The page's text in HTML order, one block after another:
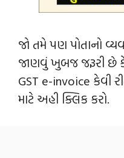
જો તમે પણ પોતાનો
જાણવું ખુબજ જરૂરી છે
GST e-invoice કેવી
માટે અહી ક્લિક કરો.